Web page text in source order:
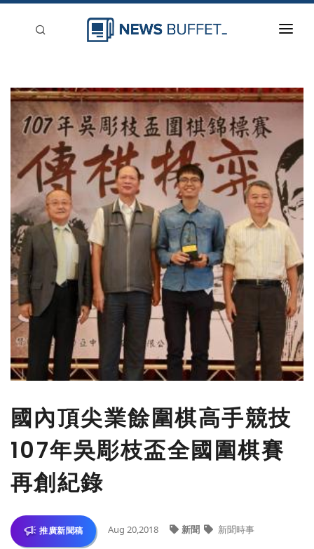
新聞稿分類
登入
刊登
國內頂尖業餘圍棋高手競技
107年吳彫枝盃全國圍棋賽
再創紀錄
推廣新聞稿 Aug 20,2018 新聞 新聞時事